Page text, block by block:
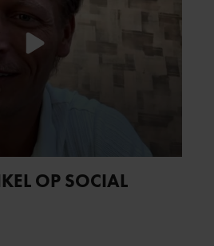
OP SOCIAL